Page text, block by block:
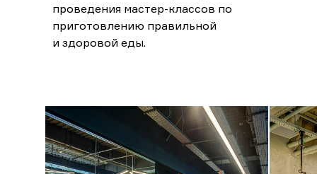
проведения мастер-классов по
приготовлению правильной
и здоровой еды.